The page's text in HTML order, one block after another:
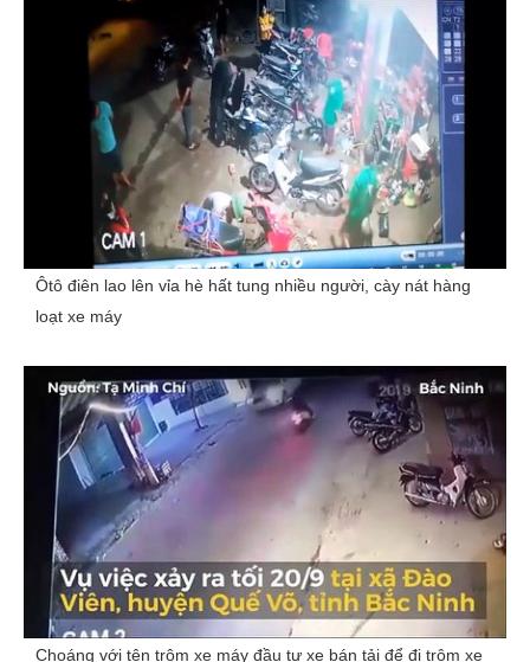
Ôtô điên lao lên vỉa hè hất tung nhiều người, cày nát hàng
loạt xe máy
Choáng với tên trộm xe máy đầu tư xe bán tải để đi trộm xe